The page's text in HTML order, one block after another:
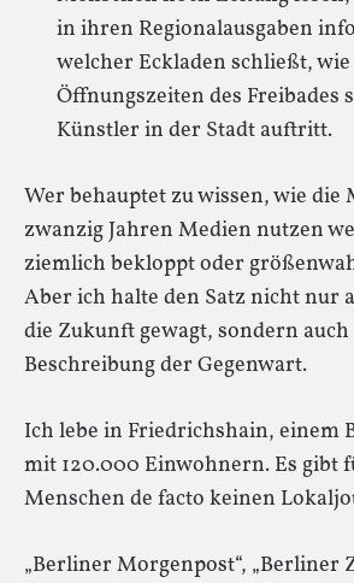
in ihren Regionalausgaben
welcher Eckladen schließt, wie
Öffnungszeiten des Freibades
Künstler in der Stadt auftritt.
Wer behauptet zu wissen, wie die
zwanzig Jahren Medien nutzen
ziemlich bekloppt oder
Aber ich halte den Satz nicht nur
die Zukunft gewagt, sondern auch
Beschreibung der Gegenwart.
Ich lebe in Friedrichshain, einem
mit 120.000 Einwohnern. Es gibt
Menschen de facto keinen
„Berliner Morgenpost“, „Berliner